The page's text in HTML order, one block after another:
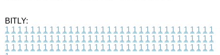
BITLY:
1 1 1 1 1 1 1 1 1 1 1 1 1 1 1 1 1 1 1 1 1 1 1 1 1 1 1 1 1 1 1 1 1
1 1 1 1 1 1 1 1 1 1 1 1 1 1 1 1 1 1 1 1 1 1 1 1 1 1 1 1 1 1 1 1 1
1 1 1 1 1 1 1 1 1 1 1 1 1 1 1 1 1 1 1 1 1 1 1 1 1 1 1 1 1 1 1 1 1